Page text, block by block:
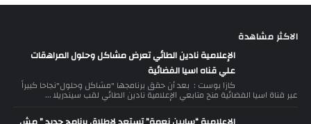
الاكثر مشاهدة
الإعلامية نادين الطائي تعرض مشاكل وحلول المراهقات
علي قناه اسيا الفضائية
كازا بوست : بعد أن حقق برنامجها "مشاكل وحلول"نجاحا كبيراً
عبر قناة اسيا الفضائية منح متابعي الإعلامية نادين الطائي لقب سيندريلا ...